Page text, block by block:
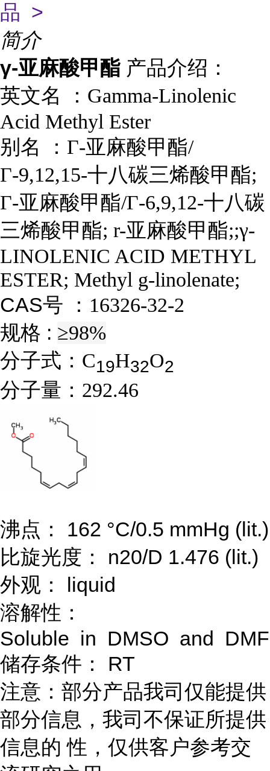
品 >
简介
γ-亚麻酸甲酯 产品介绍：
英文名 ： Gamma-Linolenic
Acid Methyl Ester
别名 ： Γ-亚麻酸甲酯/
Γ-9,12,15-十八碳三烯酸甲酯;
Γ-亚麻酸甲酯/Γ-6,9,12-十八碳
三烯酸甲酯; r-亚麻酸甲酯;;γ-
LINOLENIC ACID METHYL
ESTER; Methyl g-linolenate;
CAS号 ： 16326-32-2
规格 : ≥98%
分子式： C19H32O2
分子量： 292.46
沸点： 162 °C/0.5 mmHg (lit.)
比旋光度： n20/D 1.476 (lit.)
外观： liquid
溶解性：
Soluble in DMSO and
储存条件： RT
注意：部分产品我司仅能提供
部分信息，我司不保证所提供
信息的 性，仅供客户参考交